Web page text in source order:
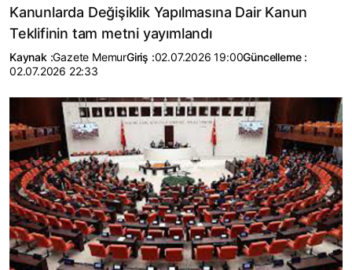
Kanunlarda Değişiklik Yapılmasına Dair Kanun
Teklifinin tam metni yayımlandı
Kaynak :Gazete MemurGiriş :02.07.2026 19:00Güncelleme :
02.07.2026 22:33